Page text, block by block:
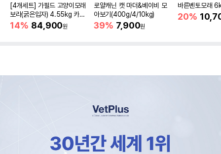
[4개세트] 가필드 고양이모래
보라(굵은입자) 4.55kg 카사
바모래
14% 84,900원
로얄캐닌 캣 마더&베이비 모
아보기(400g/4/10kg)
39% 7,900원
바른벤토모래
20%